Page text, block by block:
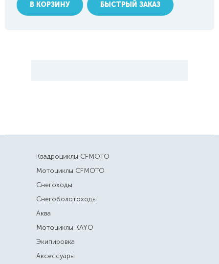
В КОРЗИНУ БЫСТРЫЙ ЗАКАЗ
Квадроциклы CFMOTO
Мотоциклы CFMOTO
Снегоходы
Снегоболотоходы
Аква
Мотоциклы KAYO
Экипировка
Аксессуары